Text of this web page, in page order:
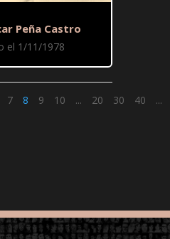
Peña Castro
el 1/11/1978
7 8 9 10 ... 20 30 40 ...